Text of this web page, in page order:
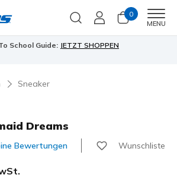
0
MENU
School Guide: JETZT SHOPPEN
Sneaker
Dreams
Bewertungen Wunschliste